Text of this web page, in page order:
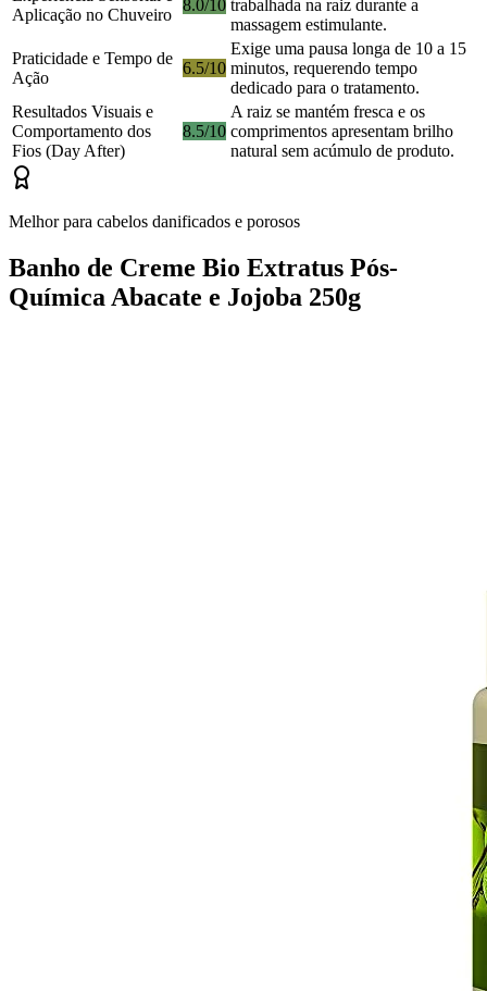
Aplicação no Chuveiro
8.0/10 trabalhada na raiz durante a
massagem estimulante.
Praticidade e Tempo de
Ação
6.5/10
Exige uma pausa longa de 10 a 15
minutos, requerendo tempo
dedicado para o tratamento.
Resultados Visuais e
Comportamento dos
Fios (Day After)
8.5/10
A raiz se mantém fresca e os
comprimentos apresentam brilho
natural sem acúmulo de produto.
Melhor para cabelos danificados e porosos
Banho de Creme Bio Extratus Pós-
Química Abacate e Jojoba 250g